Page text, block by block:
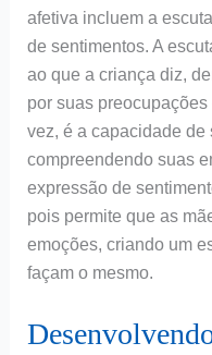
afetiva incluem a
de sentimentos. A
ao que a criança diz,
por suas
vez, é a capacidade de
compreendendo suas
expressão de
pois permite que as
emoções, criando um
façam o mesmo.